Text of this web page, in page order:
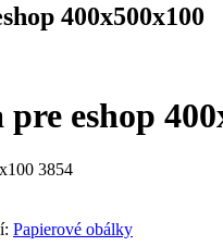
400x500x100
eshop
3854
Papierové obálky